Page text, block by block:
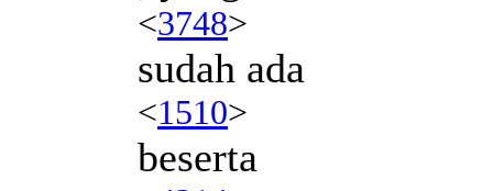
<3748>
sudah ada
<1510>
beserta